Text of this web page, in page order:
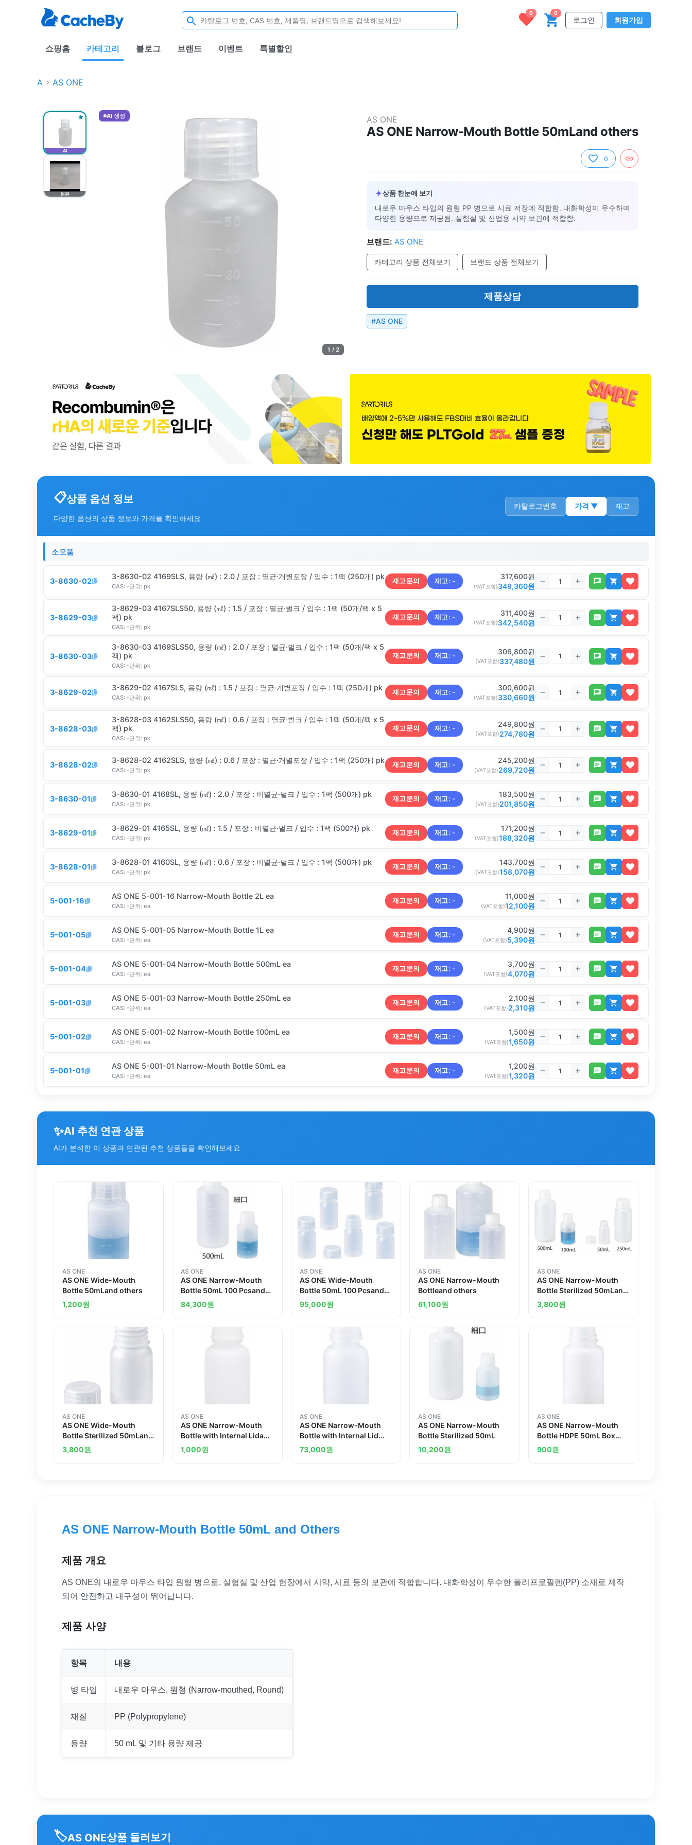
0 0
로그인 회원가입
쇼핑홈 카테고리 블로그 브랜드 이벤트 특별할인
A AS ONE
AI
원본
AI 생성
1 / 2
AS ONE
AS ONE Narrow-Mouth Bottle 50mLand others
0
✦상품 한눈에 보기
내로우 마우스 타입의 원형 PP 병으로 시료 저장에 적합함. 내화학성이 우수하며
다양한 용량으로 제공됨. 실험실 및 산업용 시약 보관에 적합함.
브랜드: AS ONE
카테고리 상품 전체보기 브랜드 상품 전체보기
제품상담
#AS ONE
상품 옵션 정보
다양한 옵션의 상품 정보와 가격을 확인하세요
카탈로그번호 가격 ▼ 재고
소모품
3-8630-02
3-8630-02 4169SLS, 용량 (㎖) : 2.0 / 포장 : 멸균·개별포장 / 입수 : 1팩 (250개) pk
CAS: -단위: pk
재고문의 재고: - 317,600원
(VAT포함)349,360원
3-8629-03
3-8629-03 4167SLS50, 용량 (㎖) : 1.5 / 포장 : 멸균·벌크 / 입수 : 1팩 (50개/팩 x 5
팩) pk
CAS: -단위: pk
재고문의 재고: - 311,400원
(VAT포함)342,540원
3-8630-03
3-8630-03 4169SLS50, 용량 (㎖) : 2.0 / 포장 : 멸균·벌크 / 입수 : 1팩 (50개/팩 x 5
팩) pk
CAS: -단위: pk
재고문의 재고: - 306,800원
(VAT포함)337,480원
3-8629-02
3-8629-02 4167SLS, 용량 (㎖) : 1.5 / 포장 : 멸균·개별포장 / 입수 : 1팩 (250개) pk
CAS: -단위: pk
재고문의 재고: - 300,600원
(VAT포함)330,660원
3-8628-03
3-8628-03 4162SLS50, 용량 (㎖) : 0.6 / 포장 : 멸균·벌크 / 입수 : 1팩 (50개/팩 x 5
팩) pk
CAS: -단위: pk
재고문의 재고: - 249,800원
(VAT포함)274,780원
3-8628-02
3-8628-02 4162SLS, 용량 (㎖) : 0.6 / 포장 : 멸균·개별포장 / 입수 : 1팩 (250개) pk
CAS: -단위: pk
재고문의 재고: - 245,200원
(VAT포함)269,720원
3-8630-01
3-8630-01 4168SL, 용량 (㎖) : 2.0 / 포장 : 비멸균·벌크 / 입수 : 1팩 (500개) pk
CAS: -단위: pk
재고문의 재고: - 183,500원
(VAT포함)201,850원
3-8629-01
3-8629-01 4165SL, 용량 (㎖) : 1.5 / 포장 : 비멸균·벌크 / 입수 : 1팩 (500개) pk
CAS: -단위: pk
재고문의 재고: - 171,200원
(VAT포함)188,320원
3-8628-01
3-8628-01 4160SL, 용량 (㎖) : 0.6 / 포장 : 비멸균·벌크 / 입수 : 1팩 (500개) pk
CAS: -단위: pk
재고문의 재고: - 143,700원
(VAT포함)158,070원
5-001-16
AS ONE 5-001-16 Narrow-Mouth Bottle 2L ea
CAS: -단위: ea
재고문의 재고: - 11,000원
(VAT포함)12,100원
5-001-05
AS ONE 5-001-05 Narrow-Mouth Bottle 1L ea
CAS: -단위: ea
재고문의 재고: - 4,900원
(VAT포함)5,390원
5-001-04
AS ONE 5-001-04 Narrow-Mouth Bottle 500mL ea
CAS: -단위: ea
재고문의 재고: - 3,700원
(VAT포함)4,070원
5-001-03
AS ONE 5-001-03 Narrow-Mouth Bottle 250mL ea
CAS: -단위: ea
재고문의 재고: - 2,100원
(VAT포함)2,310원
5-001-02
AS ONE 5-001-02 Narrow-Mouth Bottle 100mL ea
CAS: -단위: ea
재고문의 재고: - 1,500원
(VAT포함)1,650원
5-001-01
AS ONE 5-001-01 Narrow-Mouth Bottle 50mL ea
CAS: -단위: ea
재고문의 재고: - 1,200원
(VAT포함)1,320원
✨AI 추천 연관 상품
AI가 분석한 이 상품과 연관된 추천 상품들을 확인해보세요
AS ONE
AS ONE Wide-Mouth
Bottle 50mLand others
1,200원
AS ONE
AS ONE Narrow-Mouth
Bottle 50mL 100 Pcsand
others
84,300원
AS ONE
AS ONE Wide-Mouth
Bottle 50mL 100 Pcsand
others
95,000원
AS ONE
AS ONE Narrow-Mouth
Bottleand others
61,100원
AS ONE
AS ONE Narrow-Mouth
Bottle Sterilized 50mLand
others
3,800원
AS ONE
AS ONE Wide-Mouth
Bottle Sterilized 50mLand
others
3,800원
AS ONE
AS ONE Narrow-Mouth
Bottle with Internal Lidand
others
1,000원
AS ONE
AS ONE Narrow-Mouth
Bottle with Internal Lid
30mL Box Sale 200
Pcsand others
73,000원
AS ONE
AS ONE Narrow-Mouth
Bottle Sterilized 50mL
10,200원
AS ONE
AS ONE Narrow-Mouth
Bottle HDPE 50mL Box
Sale and others
900원
AS ONE Narrow-Mouth Bottle 50mL and Others
제품 개요
AS ONE의 내로우 마우스 타입 원형 병으로, 실험실 및 산업 현장에서 시약, 시료 등의 보관에 적합합니다. 내화학성이 우수한 폴리프로필렌(PP) 소재로 제작
되어 안전하고 내구성이 뛰어납니다.
제품 사양
항목 내용
병 타입 내로우 마우스, 원형 (Narrow-mouthed, Round)
재질 PP (Polypropylene)
용량 50 mL 및 기타 용량 제공
🏷️AS ONE상품 둘러보기